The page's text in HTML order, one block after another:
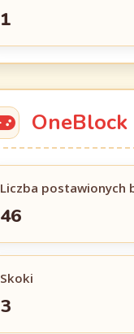
1
OneBlock
Liczba postawionych
46
Skoki
3